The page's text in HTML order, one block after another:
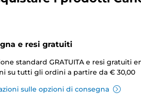
e resi gratuiti
standard GRATUITA e resi gratuiti
su tutti gli ordini a partire da € 30,00
sulle opzioni di consegna